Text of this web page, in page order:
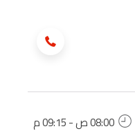
08:00 ص - 09:15 م